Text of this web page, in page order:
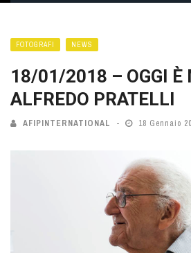
FOTOGRAFI NEWS
18/01/2018 – OGGI È
ALFREDO PRATELLI
AFIPINTERNATIONAL 18 Gennaio